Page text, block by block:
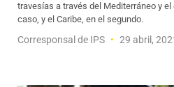
travesías a través del Mediterráneo y
caso, y el Caribe, en el segundo.
Corresponsal de IPS 29 abril,